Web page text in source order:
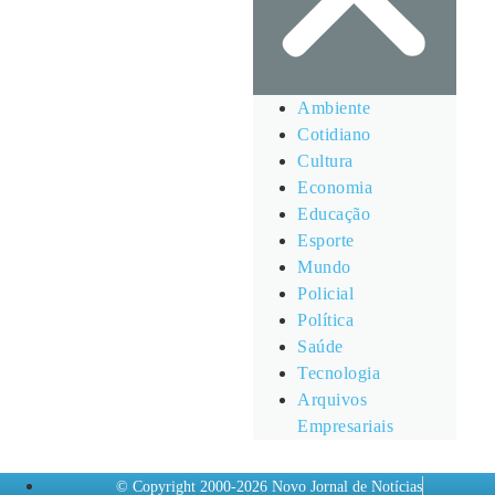
Ambiente
Cotidiano
Cultura
Economia
Educação
Esporte
Mundo
Policial
Política
Saúde
Tecnologia
Arquivos
Empresariais
© Copyright 2000-2026 Novo Jornal de Notícias